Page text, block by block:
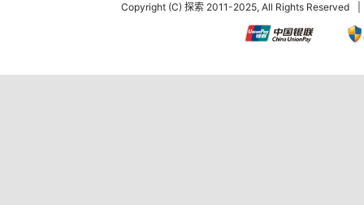
Copyright (C) 探索 2011-2025, All Rights Reserved